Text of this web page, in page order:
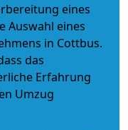
eines
Auswahl eines
in Cottbus.
das
Erfahrung
Umzug